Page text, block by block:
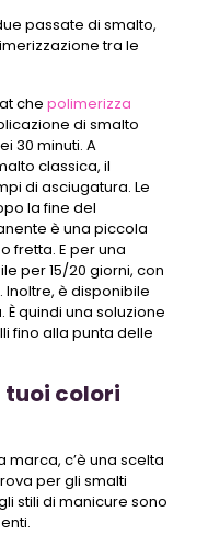
passate di smalto,
tra le
che polimerizza
di smalto
30 minuti. A
classica, il
di asciugatura. Le
la fine del
è una piccola
fretta. E per una
per 15/20 giorni, con
Inoltre, è disponibile
quindi una soluzione
fino alla punta delle
tuoi colori
marca, c’è una scelta
per gli smalti
stili di manicure sono